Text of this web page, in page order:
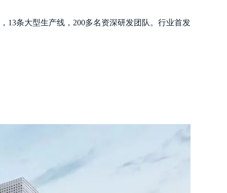
13条大型生产线，200多名资深研发团队。行业首发